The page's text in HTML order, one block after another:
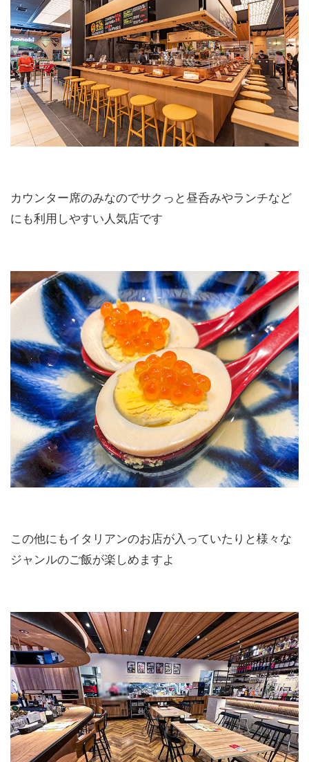
カウンター席のみなのでサクっと昼呑みやランチなど
にも利用しやすい人気店です
この他にもイタリアンのお店が入っていたりと様々な
ジャンルのご飯が楽しめますよ